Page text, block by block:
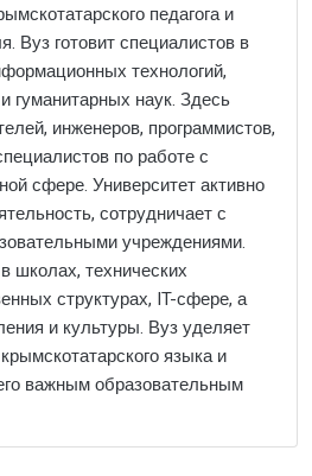
педагога и
Вуз готовит специалистов в
технологий,
гуманитарных наук. Здесь
инженеров, программистов,
по работе с
сфере. Университет активно
сотрудничает с
учреждениями.
школах, технических
структурах, IT-сфере, а
и культуры. Вуз уделяет
языка и
важным образовательным